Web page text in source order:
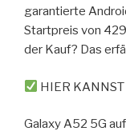
garantierte
Startpreis von
der Kauf? Das
HIER
Galaxy A52 5G